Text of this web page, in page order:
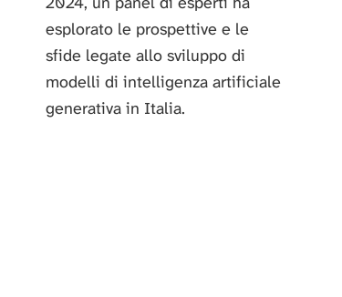
esplorato le prospettive e le
sfide legate allo sviluppo di
modelli di intelligenza artificiale
generativa in Italia.